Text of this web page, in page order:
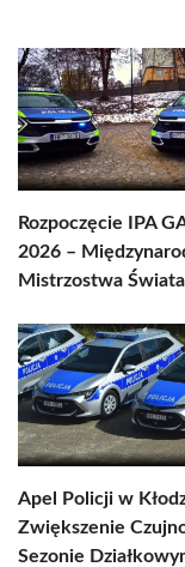
Rozpoczęcie IPA
2026 –
Mistrzostwa
Apel Policji w
Zwiększenie
Sezonie